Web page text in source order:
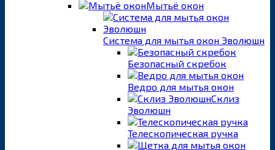
Мытьё окон
Система для мытья окон Эволюшн
Безопасный скребок
Ведро для мытья окон
Склиз
Эволюшн
Телескопическая ручка